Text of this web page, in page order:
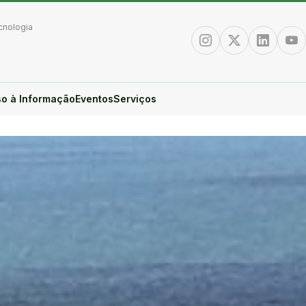
InstagramTwitter/XLinkedin
à InformaçãoEventosServiços